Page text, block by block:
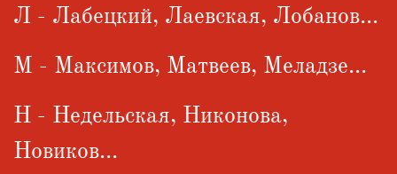
Л - Лабецкий, Лаевская, Лобанов...
М - Максимов, Матвеев, Меладзе...
Н - Недельская, Никонова,
Новиков...